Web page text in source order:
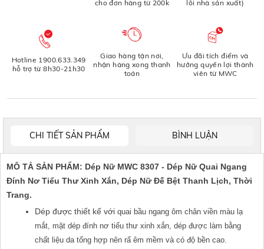
cho đơn hàng từ 200k lỗi nhà sản xuất)
Hotline 1900.633.349
hỗ trợ từ 8h30-21h30
Giao hàng tận nơi,
nhận hàng xong thanh
toán
Ưu đãi tích điểm và
hưởng quyền lợi thành
viên từ MWC
CHI TIẾT SẢN PHẨM BÌNH LUẬN
MÔ TẢ SẢN PHẨM: Dép Nữ MWC 8307 - Dép Nữ Quai Ngang
Đính Nơ Tiểu Thư Xinh Xắn, Dép Nữ Đế Bệt Thanh Lịch, Thời
Trang.
Dép được thiết kế với quai bầu ngang ôm chân viền màu lạ
mắt, mặt dép đính nơ tiểu thư xinh xắn, dép được làm bằng
chất liệu da tổng hợp nên rấ êm mềm và có độ bền cao.